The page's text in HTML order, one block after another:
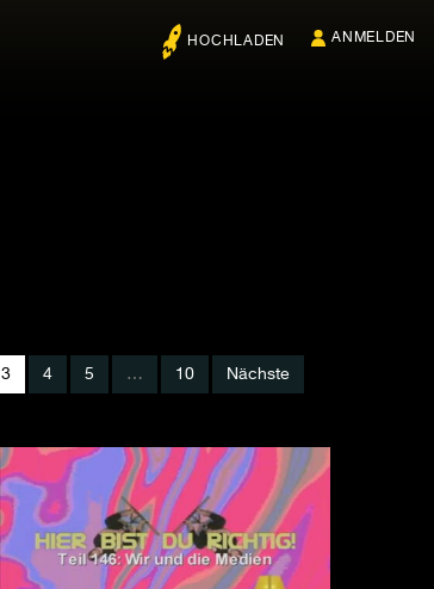
HOCHLADEN ANMELDEN
3 4 5 … 10 Nächste